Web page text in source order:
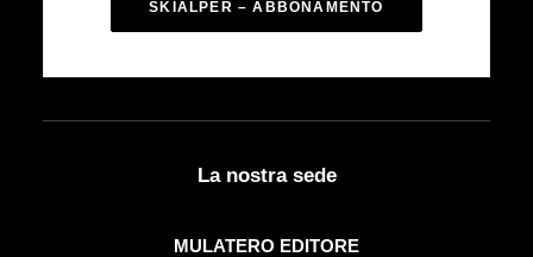
SKIALPER – ABBONAMENTO
La nostra sede
MULATERO EDITORE